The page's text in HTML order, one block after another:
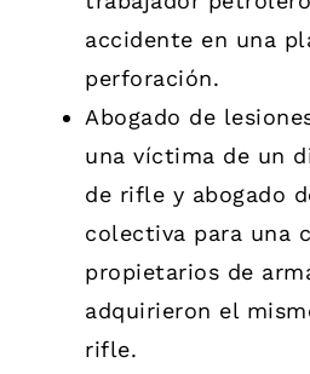
accidente en una
perforación.
Abogado de
una víctima de un
de rifle y abogado
colectiva para una
propietarios de
adquirieron el
rifle.